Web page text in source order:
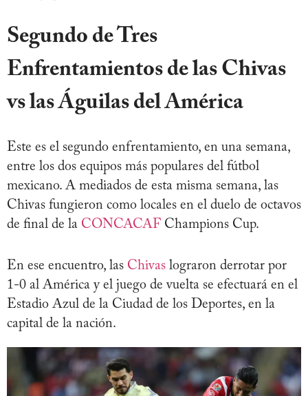
Segundo de Tres
Enfrentamientos de las Chivas
vs las Águilas del América
Este es el segundo enfrentamiento, en una semana,
entre los dos equipos más populares del fútbol
mexicano. A mediados de esta misma semana, las
Chivas fungieron como locales en el duelo de octavos
de final de la CONCACAF Champions Cup.
En ese encuentro, las Chivas lograron derrotar por
1-0 al América y el juego de vuelta se efectuará en el
Estadio Azul de la Ciudad de los Deportes, en la
capital de la nación.